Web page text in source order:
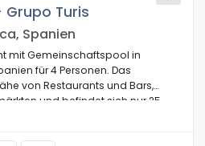
Grupo Turis
Spanien
mit Gemeinschaftspool in
für 4 Personen. Das
von Restaurants und Bars,
und befindet sich nur 25
Levante entfernt.